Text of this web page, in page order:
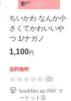
ちいかわ なんか小
さくてかわいいや
つ 1/ナガノ
1,100円
送料無料
(0)
bookfan au PAY マ
ーケット店